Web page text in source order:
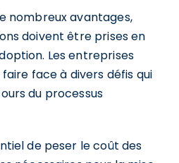
nombreux avantages,
doivent être prises en
Les entreprises
face à divers défis qui
du processus
de peser le coût des